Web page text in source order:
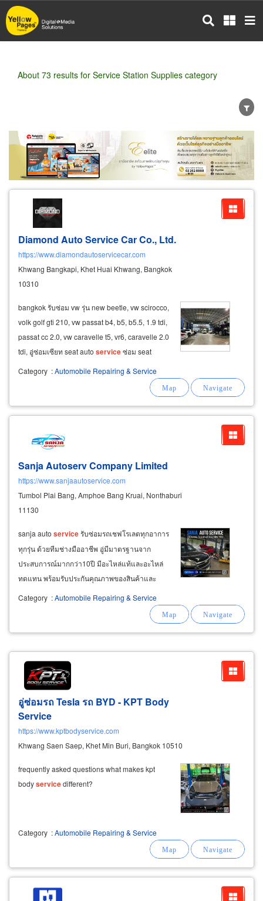
Skip
to
main
About 73 results for Service Station Supplies category
Wholesale Retail Manufacturer
Dealer
Exporter/Importer
Service Business
Diamond Auto Service Car Co., Ltd.
https://www.diamondautoservicecar.com
Khwang Bangkapi, Khet Huai Khwang, Bangkok
10310
bangkok รับซ่อม vw รุ่น new beetle, vw scirocco,
volk golf gti 210, vw passat b4, b5, b5.5, 1.9 tdi,
passat cc 2.0, vw caravelle t5, vr6, caravelle 2.0
tdi, อู่ซ่อมเซียท seat auto serviceซ่อม seat
alhambra, seat cordoba อู่ซ่อมสโกด้า skoda
ซ่อม skoda octavia, skoda superb
Category :Automobile Repairing & Service
Sanja Autoserv Company Limited
https://www.sanjaautoservice.com
Tumbol Plai Bang, Amphoe Bang Kruai, Nonthaburi
11130
sanja auto service รับซ่อมรถเชฟโรเลตทุกอาการ
ทุกรุ่น ด้วยทีมช่างมืออาชีพ อู่มีมาตรฐานจาก
ประสบการณ์มากกว่า10ปี มีอะไหล่แท้และอะไหล่
ทดแทน พร้อมรับประกันคุณภาพของสินค้าและ
และคนใช้รถ chevrolet ที่กำลังค้นหาข้อมูลต่อไปนี้
อู่ซ่อมเชฟ ในนนทบุรี มืออาชีพ10ปี ครบวงจร
Category :Automobile Repairing & Service
อู่ซ่อมรถ Tesla รถ BYD - KPT Body
Service
https://www.kptbodyservice.com
Khwang Saen Saep, Khet Min Buri, Bangkok 10510
frequently asked questions what makes kpt
bodyservicedifferent?
Category :Automobile Repairing & Service